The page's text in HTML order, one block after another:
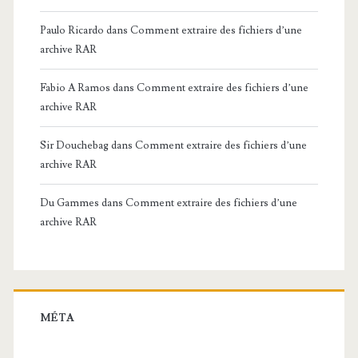
Paulo Ricardo dans Comment extraire des fichiers d’une
archive RAR
Fabio A Ramos dans Comment extraire des fichiers d’une
archive RAR
Sir Douchebagdans Comment extraire des fichiers d’une
archive RAR
Du Gammes dans Comment extraire des fichiers d’une
archive RAR
MÉTA